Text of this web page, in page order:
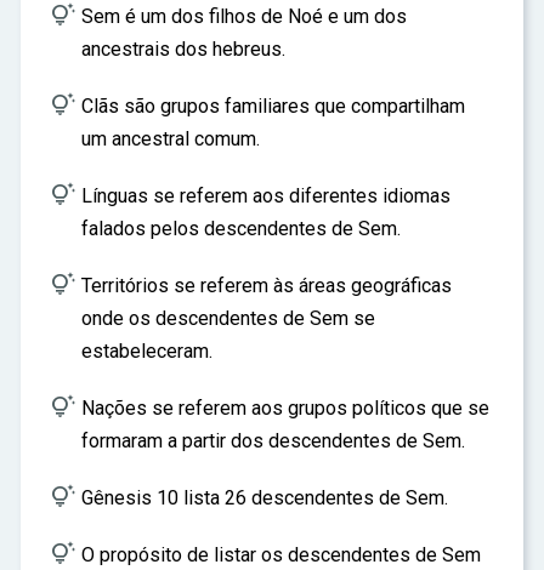
 Sem é um dos filhos de Noé e um dos
ancestrais dos hebreus.
 Clãs são grupos familiares que compartilham
um ancestral comum.
 Línguas se referem aos diferentes idiomas
falados pelos descendentes de Sem.
 Territórios se referem às áreas geográficas
onde os descendentes de Sem se
estabeleceram.
 Nações se referem aos grupos políticos que se
formaram a partir dos descendentes de Sem.
 Gênesis 10 lista 26 descendentes de Sem.
 O propósito de listar os descendentes de Sem